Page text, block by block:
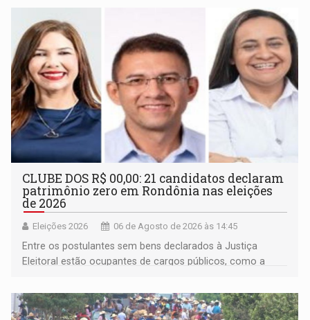
CLUBE DOS R$ 00,00: 21 candidatos declaram
patrimônio zero em Rondônia nas eleições
de 2026
Eleições 2026 06 de Agosto de 2026 às 14:45
Entre os postulantes sem bens declarados à Justiça
Eleitoral estão ocupantes de cargos públicos, como a
Pedro Geovar (PP) e a vice-prefeita Magna dos Anjos
(NOVO)